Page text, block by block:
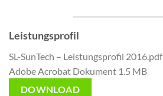
Leistungsprofil
SL-SunTech – Leistungsprofil 2016.pdf
Adobe Acrobat Dokument 1.5 MB
DOWNLOAD